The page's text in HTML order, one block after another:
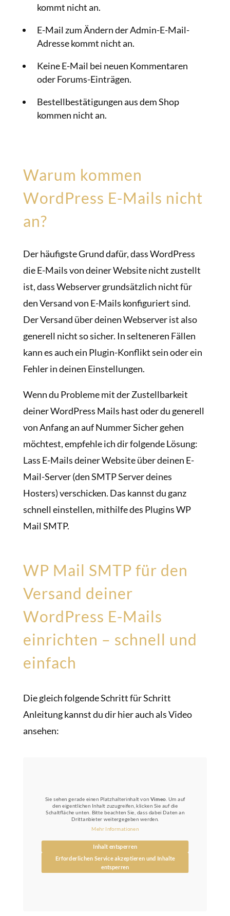
kommt nicht an.
E-Mail zum Ändern der Admin-E-Mail-
Adresse kommt nicht an.
Keine E-Mail bei neuen Kommentaren
oder Forums-Einträgen.
Bestellbestätigungen aus dem Shop
kommen nicht an.
Warum kommen
WordPress E-Mails nicht
an?
Der häufigste Grund dafür, dass WordPress
die E-Mails von deiner Website nicht zustellt
ist, dass Webserver grundsätzlich nicht für
den Versand von E-Mails konfiguriert sind.
Der Versand über deinen Webserver ist also
generell nicht so sicher. In selteneren Fällen
kann es auch ein Plugin-Konflikt sein oder ein
Fehler in deinen Einstellungen.
Wenn du Probleme mit der Zustellbarkeit
deiner WordPress Mails hast oder du generell
von Anfang an auf Nummer Sicher gehen
möchtest, empfehle ich dir folgende Lösung:
Lass E-Mails deiner Website über deinen E-
Mail-Server (den SMTP Server deines
Hosters) verschicken. Das kannst du ganz
schnell einstellen, mithilfe des Plugins WP
Mail SMTP.
WP Mail SMTP für den
Versand deiner
WordPress E-Mails
einrichten – schnell und
einfach
Die gleich folgende Schritt für Schritt
Anleitung kannst du dir hier auch als Video
ansehen:
Sie sehen gerade einen Platzhalterinhalt von Vimeo. Um auf
den eigentlichen Inhalt zuzugreifen, klicken Sie auf die
Schaltfläche unten. Bitte beachten Sie, dass dabei Daten an
Drittanbieter weitergegeben werden.
Mehr Informationen
Inhalt entsperren
Erforderlichen Service akzeptieren und Inhalte
entsperren